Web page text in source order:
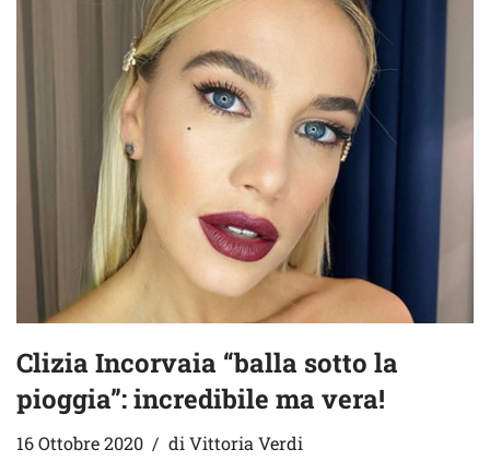
Clizia Incorvaia “balla sotto la
pioggia”: incredibile ma vera!
16 Ottobre 2020 diVittoria Verdi